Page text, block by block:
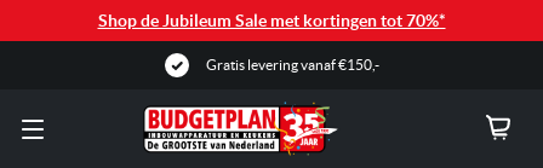
Shop de Jubileum Sale met kortingen tot 70%*
Gratis levering vanaf €150,-